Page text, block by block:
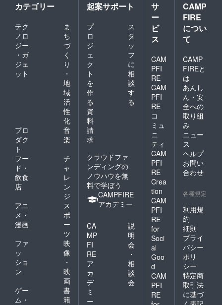
カテゴリー
テク
ノロ
ジー
・ガ
ジェ
ット
ま
ち
づ
く
り
・
地
域
活
性
化
プロ
ダク
ト
音
楽
フー
ド・
飲食
店
チ
ャ
レ
ン
ジ
アニ
メ・
漫画
ス
ポ
ー
ツ
ファ
ッ
ショ
ン
映
像
・
映
画
ゲー
ム・
書
籍
起案サポート
プ
ロ
ジ
ェ
ク
ト
を
作
る
ス
タ
ッ
フ
に
相
談
す
る
資
料
請
求
クラウドファ
ンディングの
ノウハウを無
料で学ぼう
CAMPFIRE
アカデミー
CA
MP
FI
RE
ア
カ
デ
ミ
ー
説
明
会
・
相
談
会
サ
ー
ビ
ス
CAM
PFI
RE
CAM
PFI
RE
コ
ミュ
ニ
ティ
CAM
PFI
RE
Crea
tion
CAM
PFI
RE
for
Soci
al
Goo
d
CAM
PFI
RE
CAMP
FIRE
につい
て
CAMP
FIREと
は
あんし
ん・安
全への
取り組
み
ニュー
ス
ヘルプ
お問い
合わせ
各種規定
利用規
約
細則
プライ
バシー
ポリ
シー
特定商
取引法
に基づ